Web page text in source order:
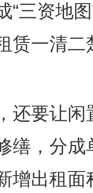
“三资地
赁一清
要让闲
缮，分成
增出租